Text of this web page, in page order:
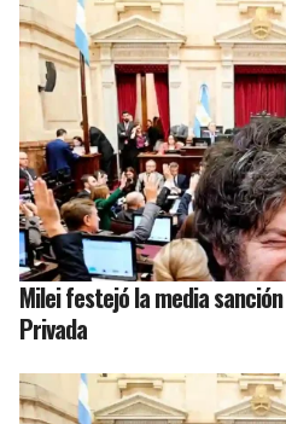
Milei festejó la media
Privada